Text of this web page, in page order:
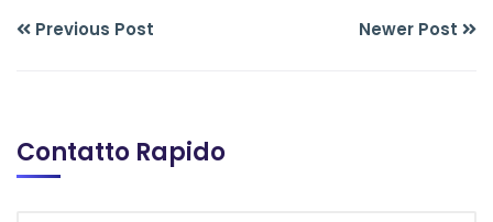
Previous Post Newer Post
Contatto Rapido